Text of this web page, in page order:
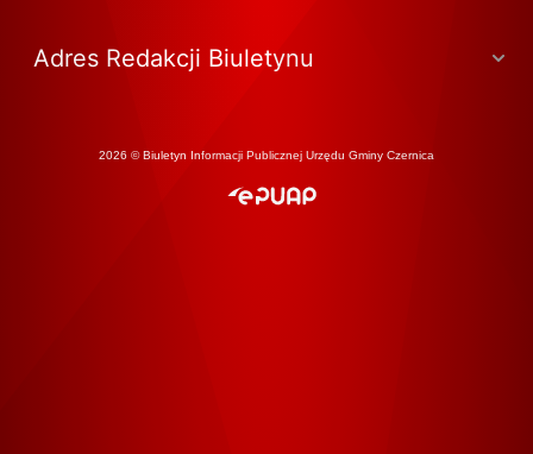
Adres Redakcji Biuletynu
2026 © Biuletyn Informacji Publicznej Urzędu Gminy Czernica